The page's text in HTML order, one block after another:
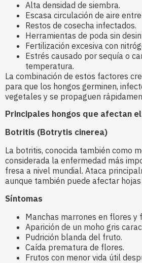
Alta densidad de siembra.
Escasa circulación de aire
Restos de cosecha infectados.
Herramientas de poda sin
Fertilización excesiva con
Estrés causado por sequía o
temperatura.
La combinación de estos factores
para que los hongos germinen,
vegetales y se propaguen
Principales hongos que afectan
Botritis (Botrytis cinerea)
La botritis, conocida también como
considerada la enfermedad más
fresa a nivel mundial. Ataca
aunque también puede afectar
Síntomas
Manchas marrones en flores y
Aparición de un moho gris
Pudrición blanda del fruto.
Caída prematura de flores.
Frutos con menor vida útil